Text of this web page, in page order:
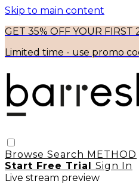
Skip to main content
GET 35% OFF YOUR FIRST
Limited time - use promo
Browse Search METHOD
Start Free Trial Sign In
Live stream preview